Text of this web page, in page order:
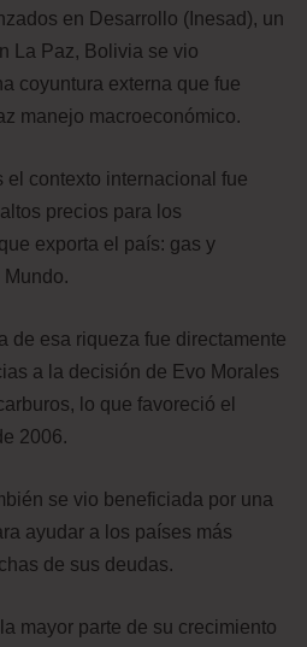
en Desarrollo (Inesad), un
La Paz, Bolivia se vio
coyuntura externa que fue
manejo macroeconómico.
el contexto internacional fue
precios para los
que exporta el país: gas y
Mundo.
de esa riqueza fue directamente
a la decisión de Evo Morales
lo que favoreció el
2006.
se vio beneficiada por una
ayudar a los países más
de sus deudas.
mayor parte de su crecimiento